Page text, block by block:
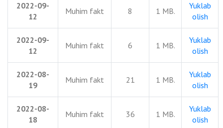
2022-09-
12
Muhim fakt 8 1 MB.
Yuklab
olish
2022-09-
12
Muhim fakt 6 1 MB.
Yuklab
olish
2022-08-
19
Muhim fakt 21 1 MB.
Yuklab
olish
2022-08-
18
Muhim fakt 36 1 MB.
Yuklab
olish